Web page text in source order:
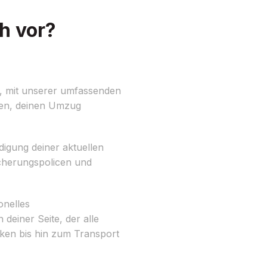
vor?
unserer umfassenden
deinen Umzug
deiner aktuellen
und
deiner Seite, der alle
bis hin zum Transport